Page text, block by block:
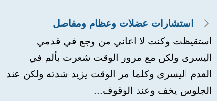
استشارات عضلات وعظام ومفاصل
استقيظت وكنت لا اعاني من وجع في قدمي
اليسرى ولكن مع مرور الوقت شعرت بألم في
القدم اليسرى وكلما مر الوقت يزيد شدته ولكن عند
الجلوس يخف وعند الوقوف...